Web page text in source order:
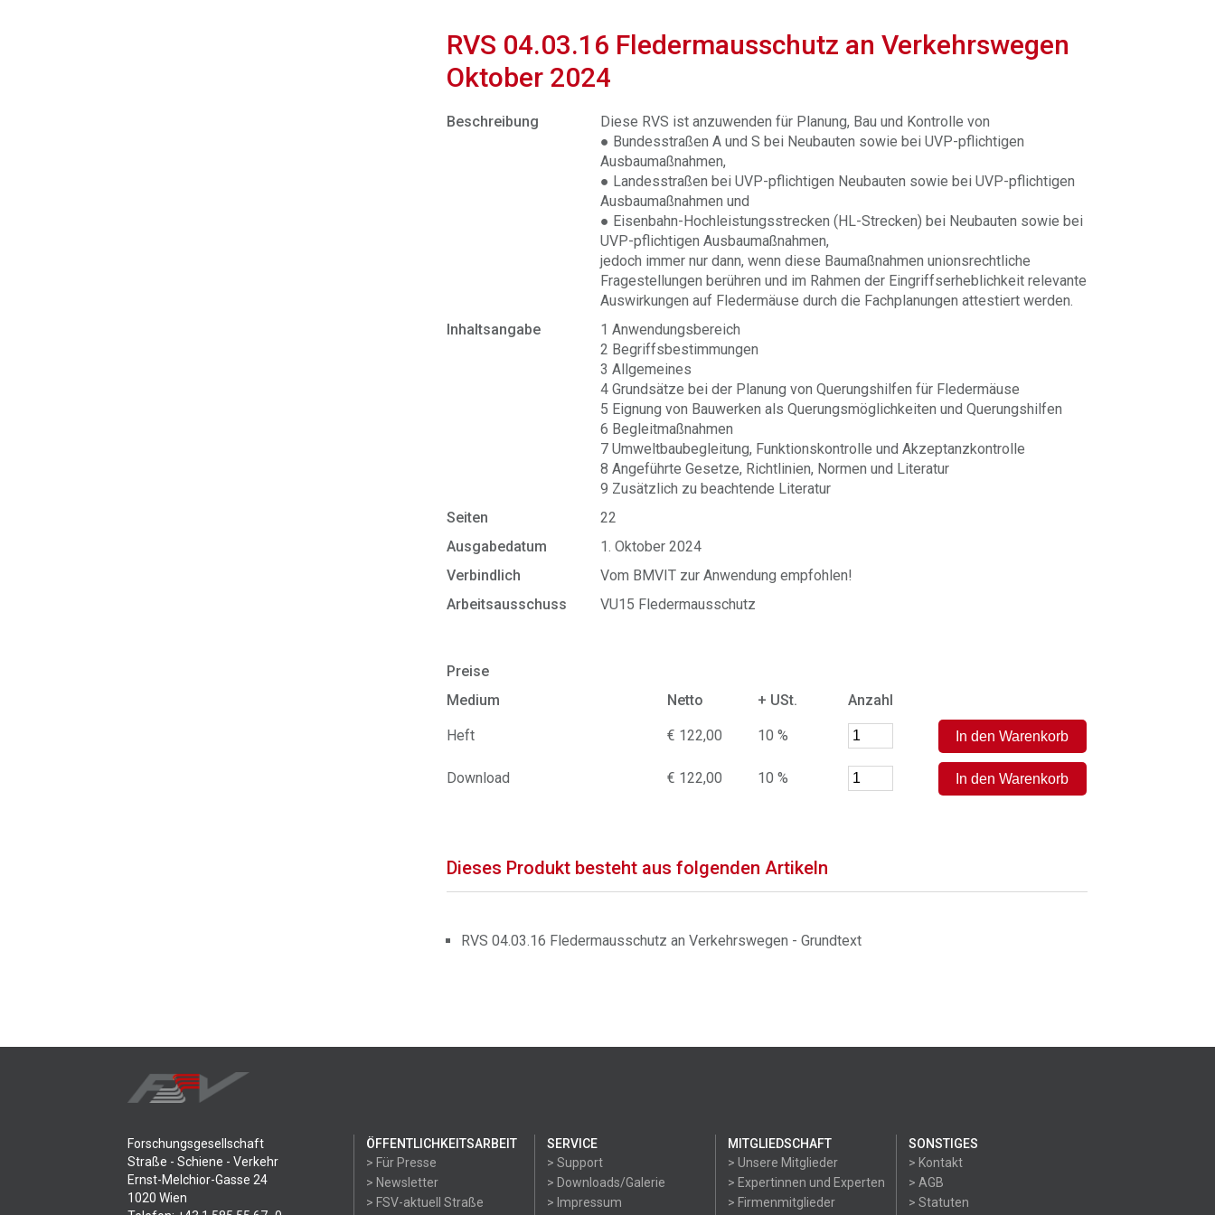
RVS 04.03.16 Fledermausschutz an Verkehrswegen
Oktober 2024
Beschreibung
Diese RVS ist anzuwenden für Planung, Bau und Kontrolle von
● Bundesstraßen A und S bei Neubauten sowie bei UVP-pflichtigen
Ausbaumaßnahmen,
● Landesstraßen bei UVP-pflichtigen Neubauten sowie bei UVP-pflichtigen
Ausbaumaßnahmen und
● Eisenbahn-Hochleistungsstrecken (HL-Strecken) bei Neubauten sowie bei
UVP-pflichtigen Ausbaumaßnahmen,
jedoch immer nur dann, wenn diese Baumaßnahmen unionsrechtliche
Fragestellungen berühren und im Rahmen der Eingriffserheblichkeit relevante
Auswirkungen auf Fledermäuse durch die Fachplanungen attestiert werden.
Inhaltsangabe
1 Anwendungsbereich
2 Begriffsbestimmungen
3 Allgemeines
4 Grundsätze bei der Planung von Querungshilfen für Fledermäuse
5 Eignung von Bauwerken als Querungsmöglichkeiten und Querungshilfen
6 Begleitmaßnahmen
7 Umweltbaubegleitung, Funktionskontrolle und Akzeptanzkontrolle
8 Angeführte Gesetze, Richtlinien, Normen und Literatur
9 Zusätzlich zu beachtende Literatur
Seiten
22
Ausgabedatum
1. Oktober 2024
Verbindlich
Vom BMVIT zur Anwendung empfohlen!
Arbeitsausschuss
VU15 Fledermausschutz
Preise
Medium
Netto + USt. Anzahl
Heft € 122,00 10 %
Download € 122,00 10 %
Dieses Produkt besteht aus folgenden Artikeln
RVS 04.03.16 Fledermausschutz an Verkehrswegen - Grundtext
Forschungsgesellschaft
Straße - Schiene - Verkehr
Ernst-Melchior-Gasse 24
1020 Wien
ÖFFENTLICHKEITSARBEIT
> Für Presse
> Newsletter
> FSV-aktuell Straße
SERVICE
> Support
> Downloads/Galerie
> Impressum
MITGLIEDSCHAFT
> Unsere Mitglieder
> Expertinnen und Experten
> Firmenmitglieder
SONSTIGES
> Kontakt
> AGB
> Statuten